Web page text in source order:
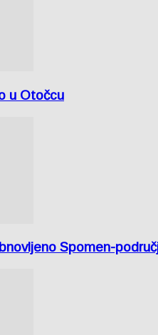
u Otočcu
Spomen-